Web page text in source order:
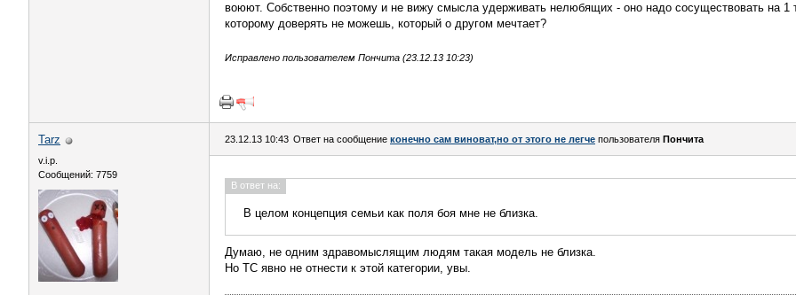
воюют. Собственно поэтому и не вижу смысла удерживать нелюбящих - оно надо сосуществовать на 1
которому доверять не можешь, который о другом мечтает?
Исправлено пользователем Пончита (23.12.13 10:23)
Tarz
v.i.p.
Сообщений: 7759
23.12.13 10:43 Ответ на сообщение конечно сам виноват,но от этого не легче пользователя Пончита
В ответ на:
В целом концепция семьи как поля боя мне не близка.
Думаю, не одним здравомыслящим людям такая модель не близка.
Но ТС явно не отнести к этой категории, увы.